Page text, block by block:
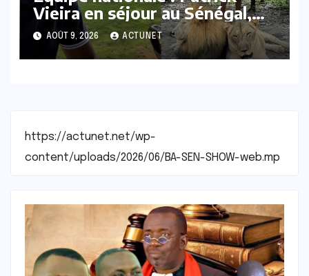
Vieira en séjour au Sénégal,
les discussions autour des
Lions se précisent
AOÛT 9, 2026 ACTUNET
https://actunet.net/wp-
content/uploads/2026/06/BA-SEN-SHOW-web.mp